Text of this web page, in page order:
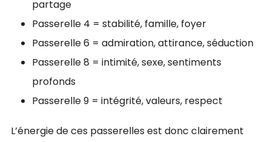
partage
Passerelle 4 = stabilité, famille, foyer
Passerelle 6 = admiration, attirance, séduction
Passerelle 8 = intimité, sexe, sentiments
profonds
Passerelle 9 = intégrité, valeurs, respect
L’énergie de ces passerelles est donc clairement